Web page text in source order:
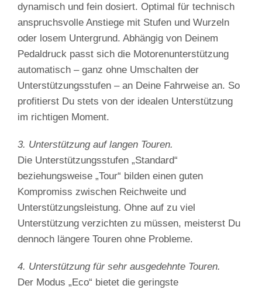
dynamisch und fein dosiert. Optimal für technisch
anspruchsvolle Anstiege mit Stufen und Wurzeln
oder losem Untergrund. Abhängig von Deinem
Pedaldruck passt sich die Motorenunterstützung
automatisch – ganz ohne Umschalten der
Unterstützungsstufen – an Deine Fahrweise an. So
profitierst Du stets von der idealen Unterstützung
im richtigen Moment.
3. Unterstützung auf langen Touren.
Die Unterstützungsstufen „Standard“
beziehungsweise „Tour“ bilden einen guten
Kompromiss zwischen Reichweite und
Unterstützungsleistung. Ohne auf zu viel
Unterstützung verzichten zu müssen, meisterst Du
dennoch längere Touren ohne Probleme.
4. Unterstützung für sehr ausgedehnte Touren.
Der Modus „Eco“ bietet die geringste